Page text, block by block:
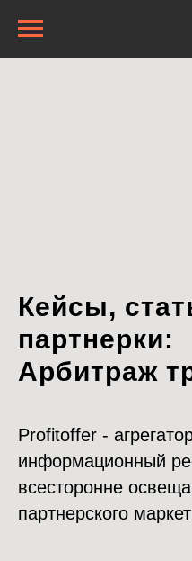
Кейсы,
партнерки:
Арбитраж
Profitoffer -
информационный
всесторонне
партнерского